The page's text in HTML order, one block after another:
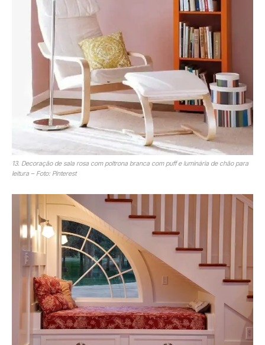
13. Decoração de sala rosa com poltrona branca com puff e luminária de chão para
leitura – Foto: Pinterest